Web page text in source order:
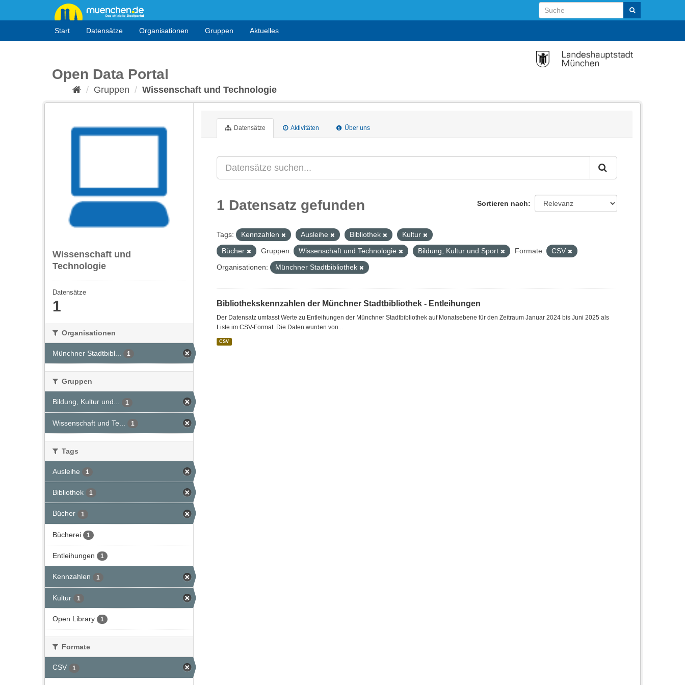
Start Datensätze Organisationen Gruppen Aktuelles
Open Data Portal
Gruppen Wissenschaft und Technologie
Wissenschaft und
Technologie
Datensätze
1
Organisationen
Münchner Stadtbibl... 1
Gruppen
Bildung, Kultur und... 1
Wissenschaft und Te... 1
Tags
Ausleihe 1
Bibliothek 1
Bücher 1
Bücherei 1
Entleihungen 1
Kennzahlen 1
Kultur 1
Open Library 1
Formate
CSV 1
Datensätze Aktivitäten Über uns
Sortieren nach
1 Datensatz gefunden
Tags: Kennzahlen Ausleihe Bibliothek
Kultur
Bücher
Gruppen: Wissenschaft und Technologie Bildung, Kultur und Sport Formate:
CSV
Organisationen:
Münchner Stadtbibliothek
Bibliothekskennzahlen der Münchner Stadtbibliothek - Entleihungen
Der Datensatz umfasst Werte zu Entleihungen der Münchner Stadtbibliothek auf Monatsebene für den Zeitraum Januar 2024 bis Juni 2025 als
Liste im CSV-Format. Die Daten wurden von...
CSV